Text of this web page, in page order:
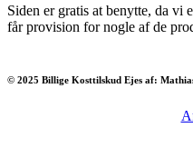
Siden er gratis at benytte, da vi
får provision for nogle af de
© 2025 Billige Kosttilskud Ejes af: